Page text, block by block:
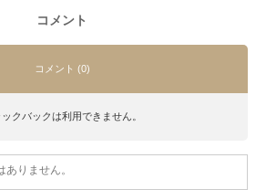
コメント
コメント (0)
ックバックは利用できません。
りません。